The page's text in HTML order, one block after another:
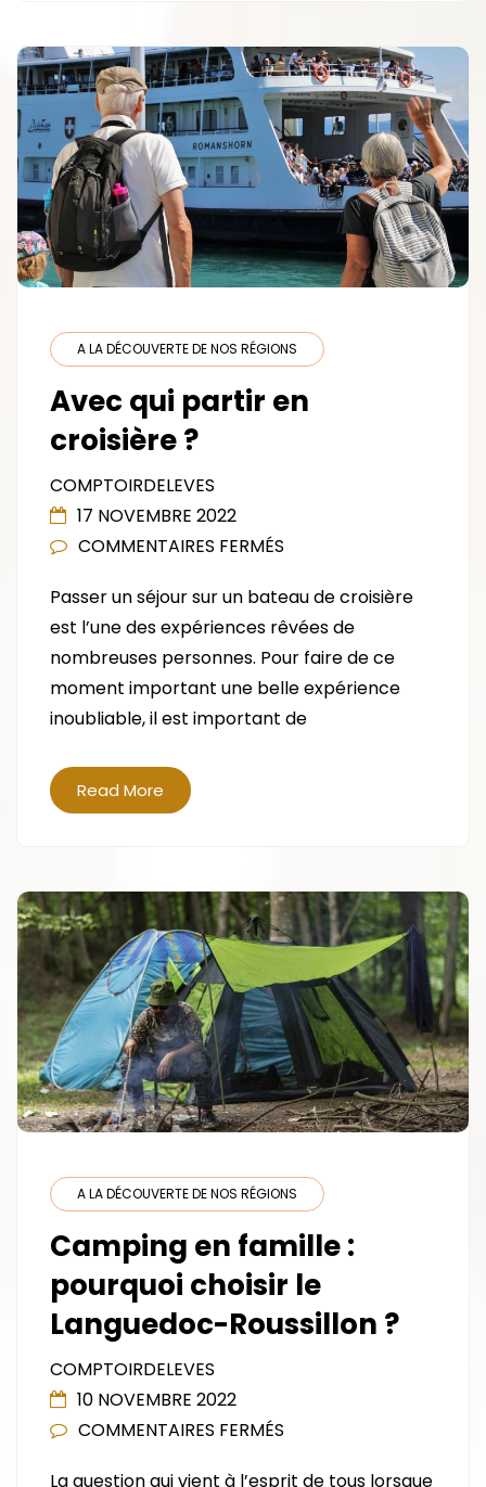
VIGNES
A LA DÉCOUVERTE DE NOS RÉGIONS
Avec qui partir en
croisière ?
COMPTOIRDELEVES
17 NOVEMBRE 2022
COMMENTAIRES FERMÉS
QUI
PARTIR
EN
CROISIÈRE
?
Passer un séjour sur un bateau de croisière
est l’une des expériences rêvées de
nombreuses personnes. Pour faire de ce
moment important une belle expérience
inoubliable, il est important de
Read More
A LA DÉCOUVERTE DE NOS RÉGIONS
Camping en famille :
pourquoi choisir le
Languedoc-Roussillon ?
COMPTOIRDELEVES
10 NOVEMBRE 2022
COMMENTAIRES FERMÉS
La question qui vient à l’esprit de tous lorsque